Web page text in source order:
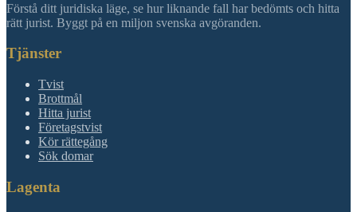
Förstå ditt juridiska läge, se hur liknande fall har bedömts och hitta
rätt jurist. Byggt på en miljon svenska avgöranden.
Tjänster
Tvist
Brottmål
Hitta jurist
Företagstvist
Kör rättegång
Sök domar
Lagenta